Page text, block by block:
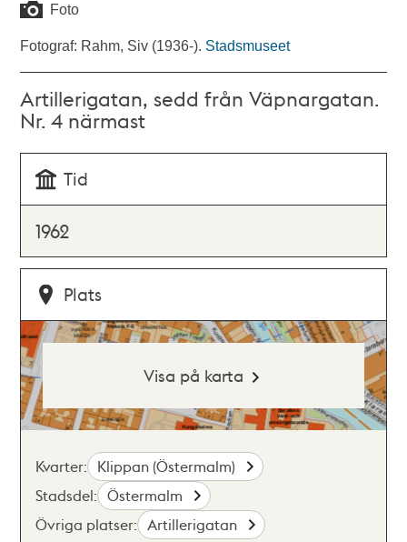
Foto
Fotograf: Rahm, Siv (1936-). Stadsmuseet
Artillerigatan, sedd från Väpnargatan.
Nr. 4 närmast
Tid
1962
Plats
Visa på karta
Kvarter: Klippan (Östermalm)
Stadsdel: Östermalm
Övriga platser: Artillerigatan